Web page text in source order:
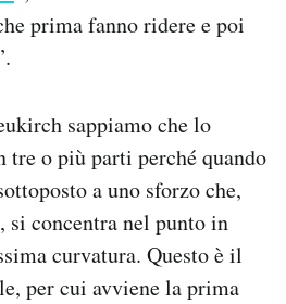
prima fanno ridere e poi
sappiamo che lo
tre o più parti perché quando
a uno sforzo che,
si concentra nel punto in
curvatura. Questo è il
per cui avviene la prima